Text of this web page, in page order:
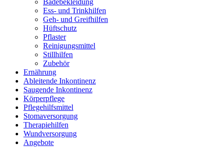
Badebekleidung
Ess- und Trinkhilfen
Geh- und Greifhilfen
Hüftschutz
Pflaster
Reinigungsmittel
Stillhilfen
Zubehör
Ernährung
Ableitende Inkontinenz
Saugende Inkontinenz
Körperpflege
Pflegehilfsmittel
Stomaversorgung
Therapiehilfen
Wundversorgung
Angebote